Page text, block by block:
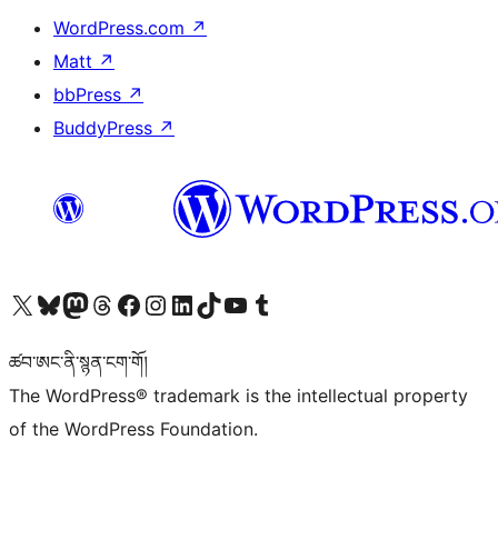
WordPress.com ↗
Matt ↗
bbPress ↗
BuddyPress ↗
Visit our X (formerly Twitter) account
Visit our Bluesky account
Visit our Mastodon account
Visit our Threads account
Visit our Facebook page
Visit our Instagram account
Visit our LinkedIn account
Visit our TikTok account
Visit our YouTube channel
Visit our Tumblr account
ཚབ་ཨང་ནི་སྙན་ངག་གོ།
The WordPress® trademark is the intellectual property
of the WordPress Foundation.